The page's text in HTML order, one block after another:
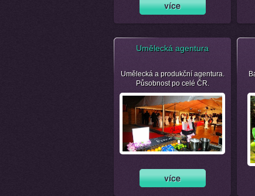
Umělecká agentura
Umělecká a produkční agentura.
Působnost po celé ČR.